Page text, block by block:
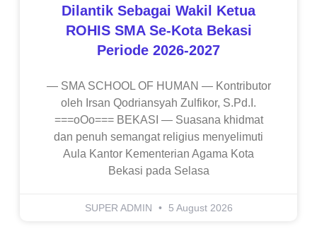
Dilantik Sebagai Wakil Ketua
ROHIS SMA Se-Kota Bekasi
Periode 2026-2027
— SMA SCHOOL OF HUMAN — Kontributor
oleh Irsan Qodriansyah Zulfikor, S.Pd.I.
===oOo=== BEKASI — Suasana khidmat
dan penuh semangat religius menyelimuti
Aula Kantor Kementerian Agama Kota
Bekasi pada Selasa
SUPER ADMIN 5 August 2026